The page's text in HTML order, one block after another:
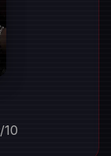
/10